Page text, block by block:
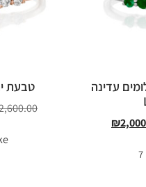
עדינה
₪
7
טבעת